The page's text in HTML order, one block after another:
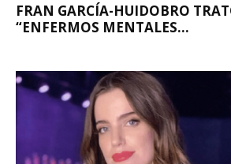
FRAN GARCÍA-HUIDOBRO
“ENFERMOS MENTALES...